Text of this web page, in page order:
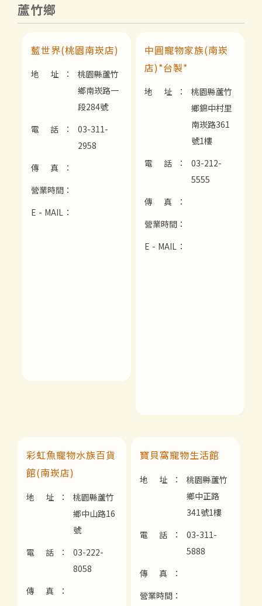
蘆竹鄉
藍世界(桃園南崁店)
地 址：
桃園縣蘆竹
鄉南崁路一
段284號
電 話：
03-311-
2958
傳 真：
營業時間：
E - MAIL：
中圓寵物家族(南崁
店)*台製*
地 址：
桃園縣蘆竹
鄉錦中村里
南崁路361
號1樓
電 話：
03-212-
5555
傳 真：
營業時間：
E - MAIL：
彩虹魚寵物水族百貨
館(南崁店)
地 址：
桃園縣蘆竹
鄉中山路16
號
電 話：
03-222-
8058
傳 真：
寶貝窩寵物生活館
地 址：
桃園縣蘆竹
鄉中正路
341號1樓
電 話：
03-311-
5888
傳 真：
營業時間：